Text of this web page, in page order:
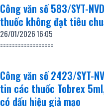
Công văn số 583/SYT-
thuốc không đạt tiêu
26/01/202616:05
==================
Công văn số 2423/SYT-
tin các thuốc Tobrex
có dấu hiệu giả mạo